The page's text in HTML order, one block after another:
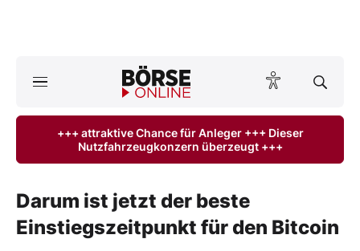
Anlageprodukte
Finanz-Check
Abo & Shop
+++ attraktive Chance für Anleger +++ Dieser
Nutzfahrzeugkonzern überzeugt +++
Darum ist jetzt der beste
Einstiegszeitpunkt für den Bitcoin